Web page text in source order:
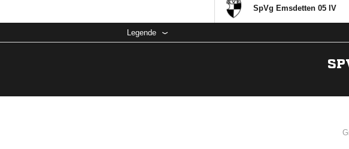
SpVg Emsdetten 05 IV
Legende